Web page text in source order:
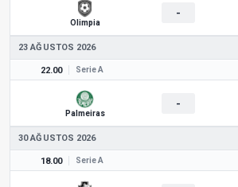
Olimpia
-
23 AĞUSTOS 2026
22.00 Serie A
Palmeiras
-
30 AĞUSTOS 2026
18.00 Serie A